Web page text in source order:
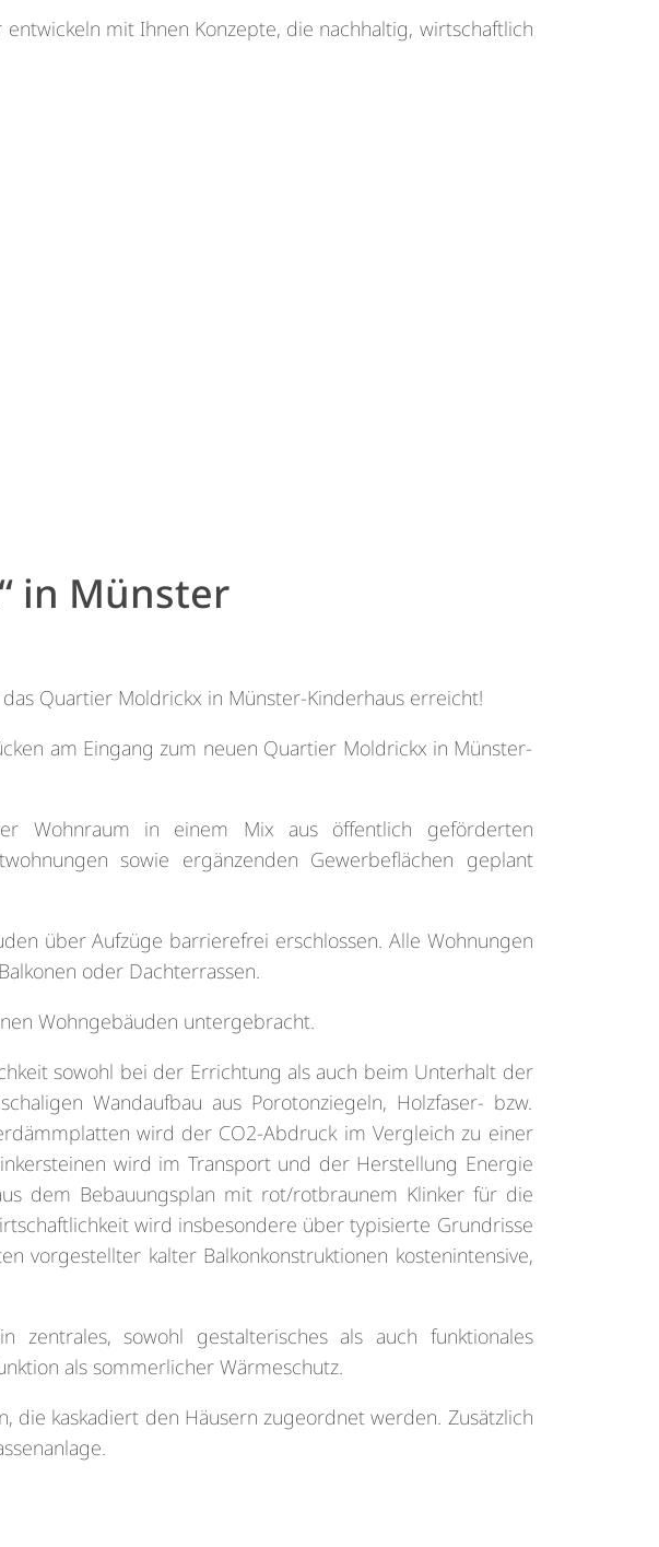
mit Ihnen Konzepte, die nachhaltig, wirtschaftlich
in Münster
Quartier Moldrickx in Münster-Kinderhaus erreicht!
am Eingang zum neuen Quartier Moldrickx in Münster-
Wohnraum in einem Mix aus öffentlich geförderten
sowie ergänzenden Gewerbeflächen geplant
über Aufzüge barrierefrei erschlossen. Alle Wohnungen
oder Dachterrassen.
Wohngebäuden untergebracht.
sowohl bei der Errichtung als auch beim Unterhalt der
Wandaufbau aus Porotonziegeln, Holzfaser- bzw.
wird der CO2-Abdruck im Vergleich zu einer
wird im Transport und der Herstellung Energie
dem Bebauungsplan mit rot/rotbraunem Klinker für die
wird insbesondere über typisierte Grundrisse
vorgestellter kalter Balkonkonstruktionen kostenintensive,
sowohl gestalterisches als auch funktionales
als sommerlicher Wärmeschutz.
kaskadiert den Häusern zugeordnet werden. Zusätzlich